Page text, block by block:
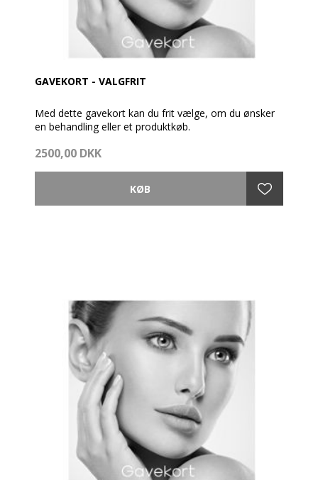
GAVEKORT - VALGFRIT
Med dette gavekort kan du frit vælge, om du ønsker
en behandling eller et produktkøb.
Gavekortet pakkes fint ind med brochure og en
Så vidt muligt afsendes gavekortet samme dag som
bestillingen er modtaget - dog før kl. 14e.
2500,00 DKK